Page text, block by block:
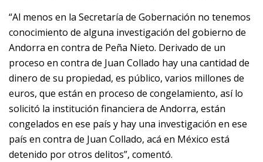
“Al menos en la Secretaría de Gobernación no tenemos
conocimiento de alguna investigación del gobierno de
Andorra en contra de Peña Nieto. Derivado de un
proceso en contra de Juan Collado hay una cantidad de
dinero de su propiedad, es público, varios millones de
euros, que están en proceso de congelamiento, así lo
solicitó la institución financiera de Andorra, están
congelados en ese país y hay una investigación en ese
país en contra de Juan Collado, acá en México está
detenido por otros delitos”, comentó.